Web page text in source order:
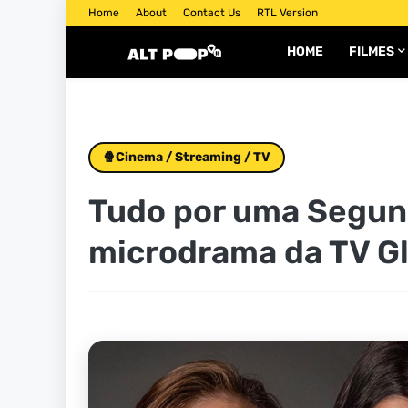
Home About Contact Us RTL Version
HOME FILMES
🍿Cinema / Streaming / TV
Tudo por uma
microdrama da TV